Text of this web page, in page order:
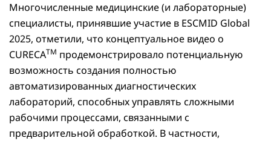
Многочисленные медицинские (и лабораторные)
специалисты, принявшие участие в ESCMID Global
2025, отметили, что концептуальное видео о
CURECATM продемонстрировало потенциальную
возможность создания полностью
автоматизированных диагностических
лабораторий, способных управлять сложными
рабочими процессами, связанными с
предварительной обработкой. В частности,